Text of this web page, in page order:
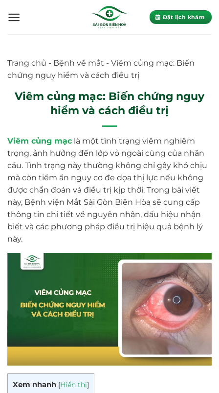
Đặt lịch khám
Trang chủ - Bệnh về mắt - Viêm củng mạc: Biến
chứng nguy hiểm và cách điều trị
Viêm củng mạc: Biến chứng nguy
hiểm và cách điều trị
Viêm củng mạc là một tình trạng viêm nghiêm
trọng, ảnh hưởng đến lớp vỏ ngoài cùng của nhãn
cầu. Tình trạng này thường không chỉ gây khó chịu
mà còn tiềm ẩn nguy cơ đe dọa thị lực nếu không
được chẩn đoán và điều trị kịp thời. Trong bài viết
này, Bệnh viện Mắt Sài Gòn Biên Hòa sẽ cung cấp
thông tin chi tiết về nguyên nhân, dấu hiệu nhận
biết và các phương pháp điều trị hiệu quả bệnh lý
này.
Xem nhanh [Hiển thị]